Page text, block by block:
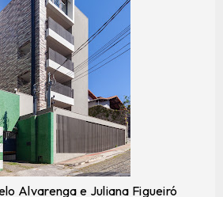
Alvarenga e Juliana Figueiró